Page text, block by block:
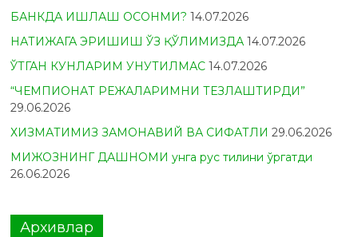
БАНКДА ИШЛАШ ОСОНМИ? 14.07.2026
НАТИЖАГА ЭРИШИШ ЎЗ ҚЎЛИМИЗДА 14.07.2026
ЎТГАН КУНЛАРИМ УНУТИЛМАС 14.07.2026
“ЧЕМПИОНАТ РЕЖАЛАРИМНИ ТЕЗЛАШТИРДИ”
29.06.2026
ХИЗМАТИМИЗ ЗАМОНАВИЙ ВА СИФАТЛИ 29.06.2026
МИЖОЗНИНГ ДАШНОМИ унга рус тилини ўргатди
26.06.2026
Архивлар